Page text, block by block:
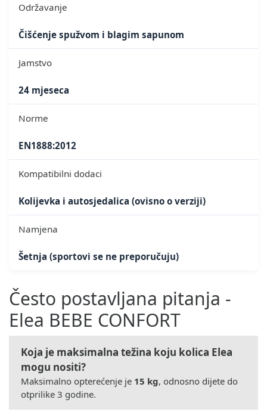
Održavanje
Čišćenje spužvom i blagim sapunom
Jamstvo
24 mjeseca
Norme
EN1888:2012
Kompatibilni dodaci
Kolijevka i autosjedalica (ovisno o verziji)
Namjena
Šetnja (sportovi se ne preporučuju)
Često postavljana pitanja -
Elea BEBE CONFORT
Koja je maksimalna težina koju kolica Elea
mogu nositi?
Maksimalno opterećenje je 15 kg, odnosno dijete do
otprilike 3 godine.